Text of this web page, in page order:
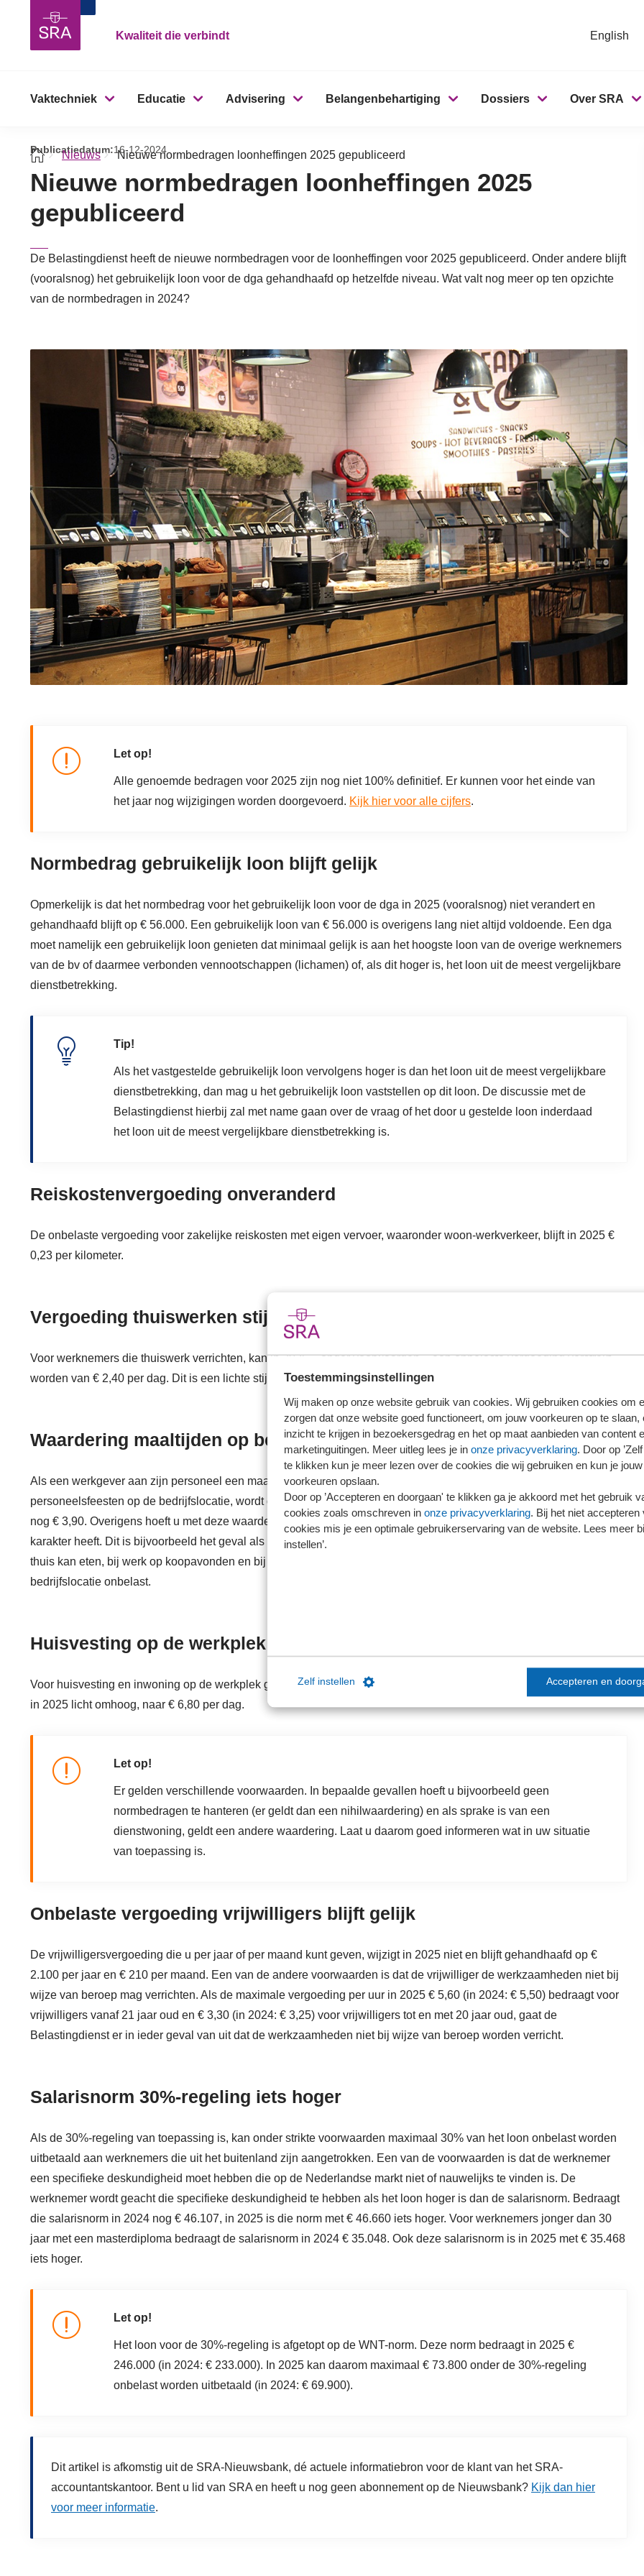
Toestemmingsinstellingen
Wij maken op onze website gebruik van cookies. Wij gebruiken cookies om
zorgen dat onze website goed functioneert, om jouw voorkeuren op te slaan,
inzicht te krijgen in bezoekersgedrag en het op maat aanbieden van content
marketinguitingen. Meer uitleg lees je in onze privacyverklaring. Door op ’Zelf
te klikken kun je meer lezen over de cookies die wij gebruiken en kun je jouw
voorkeuren opslaan.
Door op ’Accepteren en doorgaan' te klikken ga je akkoord met het gebruik
cookies zoals omschreven in onze privacyverklaring. Bij het niet accepteren
cookies mis je een optimale gebruikerservaring van de website. Lees meer
instellen’.
Zelf instellen Accepteren en
Kwaliteit die verbindt English
Vaktechniek Educatie Advisering Belangenbehartiging Dossiers Over SRA
Nieuws Nieuwe normbedragen loonheffingen 2025 gepubliceerd
Publicatiedatum:16-12-2024
Nieuwe normbedragen loonheffingen 2025
gepubliceerd
De Belastingdienst heeft de nieuwe normbedragen voor de loonheffingen voor 2025 gepubliceerd. Onder andere blijft
(vooralsnog) het gebruikelijk loon voor de dga gehandhaafd op hetzelfde niveau. Wat valt nog meer op ten opzichte
van de normbedragen in 2024?
Let op!
Alle genoemde bedragen voor 2025 zijn nog niet 100% definitief. Er kunnen voor het einde van
het jaar nog wijzigingen worden doorgevoerd. Kijk hier voor alle cijfers.
Normbedrag gebruikelijk loon blijft gelijk
Opmerkelijk is dat het normbedrag voor het gebruikelijk loon voor de dga in 2025 (vooralsnog) niet verandert en
gehandhaafd blijft op € 56.000. Een gebruikelijk loon van € 56.000 is overigens lang niet altijd voldoende. Een dga
moet namelijk een gebruikelijk loon genieten dat minimaal gelijk is aan het hoogste loon van de overige werknemers
van de bv of daarmee verbonden vennootschappen (lichamen) of, als dit hoger is, het loon uit de meest vergelijkbare
dienstbetrekking.
Tip!
Als het vastgestelde gebruikelijk loon vervolgens hoger is dan het loon uit de meest vergelijkbare
dienstbetrekking, dan mag u het gebruikelijk loon vaststellen op dit loon. De discussie met de
Belastingdienst hierbij zal met name gaan over de vraag of het door u gestelde loon inderdaad
het loon uit de meest vergelijkbare dienstbetrekking is.
Reiskostenvergoeding onveranderd
De onbelaste vergoeding voor zakelijke reiskosten met eigen vervoer, waaronder woon-werkverkeer, blijft in 2025 €
0,23 per kilometer.
Vergoeding thuiswerken stijgt licht
Voor werknemers die thuiswerk verrichten, kan in 2025 – onder voorwaarden – een onbelaste vergoeding verstrekt
worden van € 2,40 per dag. Dit is een lichte stijging ten opzichte van 2024 (€ 2,35 per dag).
Waardering maaltijden op bedrijfslocatie iets omhoog
Als een werkgever aan zijn personeel een maaltijd verstrekt in een bedrijfskantine of een soortgelijke ruimte of tijdens
personeelsfeesten op de bedrijfslocatie, wordt dit in 2025 gewaardeerd op € 3,95 per maaltijd. In 2024 is dit bedrag
nog € 3,90. Overigens hoeft u met deze waardering geen rekening te houden als de maaltijd een meer dan bijkomstig
karakter heeft. Dit is bijvoorbeeld het geval als een werknemer vanwege het werk tussen 17.00 uur en 20.00 uur niet
thuis kan eten, bij werk op koopavonden en bij therapeutisch mee-eten. In zo’n geval is de maaltijd op de
bedrijfslocatie onbelast.
Huisvesting op de werkplek licht omhoog
Voor huisvesting en inwoning op de werkplek geldt in 2024 nog een normbedrag van € 6,70 per dag. Dit bedrag gaat
in 2025 licht omhoog, naar € 6,80 per dag.
Let op!
Er gelden verschillende voorwaarden. In bepaalde gevallen hoeft u bijvoorbeeld geen
normbedragen te hanteren (er geldt dan een nihilwaardering) en als sprake is van een
dienstwoning, geldt een andere waardering. Laat u daarom goed informeren wat in uw situatie
van toepassing is.
Onbelaste vergoeding vrijwilligers blijft gelijk
De vrijwilligersvergoeding die u per jaar of per maand kunt geven, wijzigt in 2025 niet en blijft gehandhaafd op €
2.100 per jaar en € 210 per maand. Een van de andere voorwaarden is dat de vrijwilliger de werkzaamheden niet bij
wijze van beroep mag verrichten. Als de maximale vergoeding per uur in 2025 € 5,60 (in 2024: € 5,50) bedraagt voor
vrijwilligers vanaf 21 jaar oud en € 3,30 (in 2024: € 3,25) voor vrijwilligers tot en met 20 jaar oud, gaat de
Belastingdienst er in ieder geval van uit dat de werkzaamheden niet bij wijze van beroep worden verricht.
Salarisnorm 30%-regeling iets hoger
Als de 30%-regeling van toepassing is, kan onder strikte voorwaarden maximaal 30% van het loon onbelast worden
uitbetaald aan werknemers die uit het buitenland zijn aangetrokken. Een van de voorwaarden is dat de werknemer
een specifieke deskundigheid moet hebben die op de Nederlandse markt niet of nauwelijks te vinden is. De
werknemer wordt geacht die specifieke deskundigheid te hebben als het loon hoger is dan de salarisnorm. Bedraagt
die salarisnorm in 2024 nog € 46.107, in 2025 is die norm met € 46.660 iets hoger. Voor werknemers jonger dan 30
jaar met een masterdiploma bedraagt de salarisnorm in 2024 € 35.048. Ook deze salarisnorm is in 2025 met € 35.468
iets hoger.
Let op!
Het loon voor de 30%-regeling is afgetopt op de WNT-norm. Deze norm bedraagt in 2025 €
246.000 (in 2024: € 233.000). In 2025 kan daarom maximaal € 73.800 onder de 30%-regeling
onbelast worden uitbetaald (in 2024: € 69.900).
Dit artikel is afkomstig uit de SRA-Nieuwsbank, dé actuele informatiebron voor de klant van het SRA-
accountantskantoor. Bent u lid van SRA en heeft u nog geen abonnement op de Nieuwsbank? Kijk dan hier
voor meer informatie.